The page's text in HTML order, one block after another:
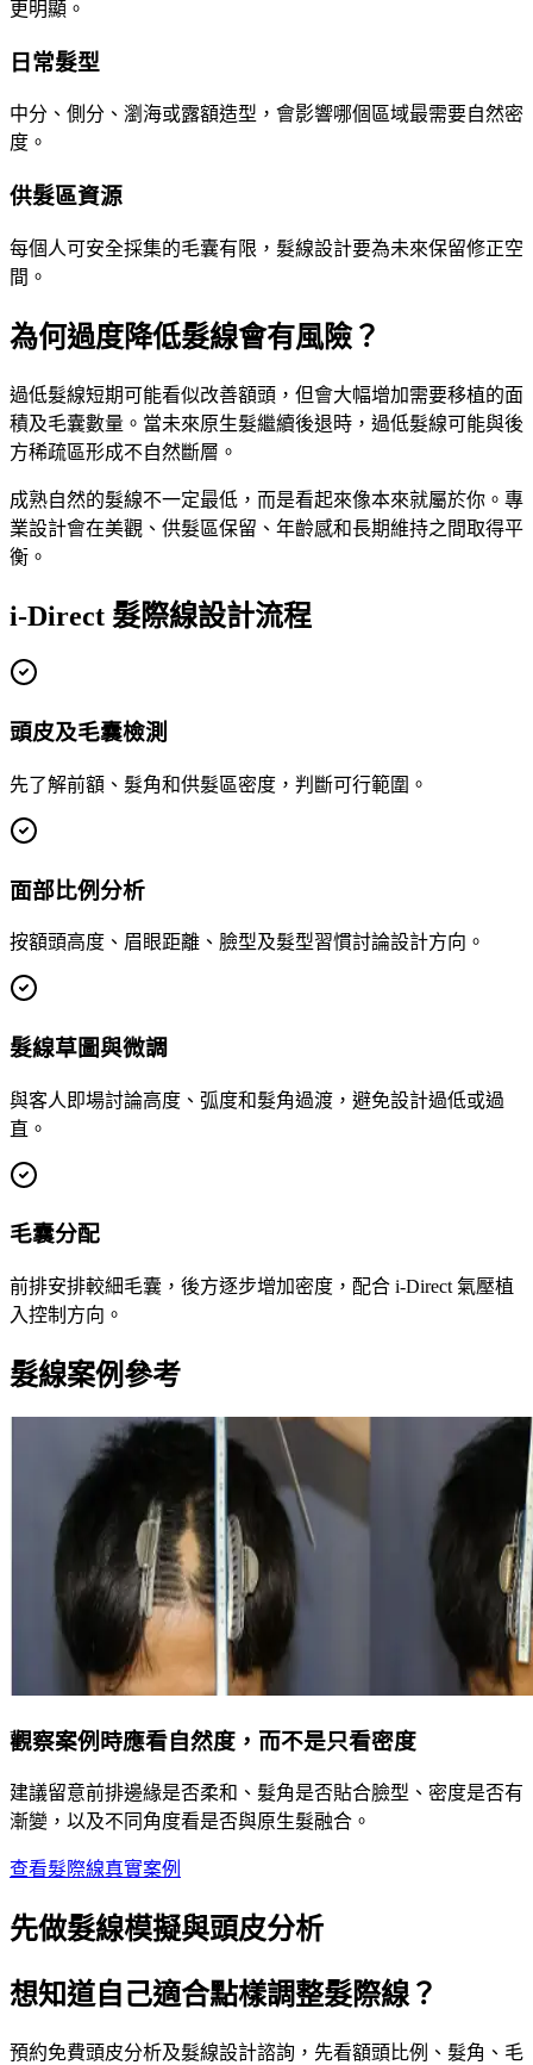
更明顯。
日常髮型
中分、側分、瀏海或露額造型，會影響哪個區域最需要自然密
度。
供髮區資源
每個人可安全採集的毛囊有限，髮線設計要為未來保留修正空
間。
為何過度降低髮線會有風險？
過低髮線短期可能看似改善額頭，但會大幅增加需要移植的面
積及毛囊數量。當未來原生髮繼續後退時，過低髮線可能與後
方稀疏區形成不自然斷層。
成熟自然的髮線不一定最低，而是看起來像本來就屬於你。專
業設計會在美觀、供髮區保留、年齡感和長期維持之間取得平
衡。
i-Direct 髮際線設計流程
頭皮及毛囊檢測
先了解前額、髮角和供髮區密度，判斷可行範圍。
面部比例分析
按額頭高度、眉眼距離、臉型及髮型習慣討論設計方向。
髮線草圖與微調
與客人即場討論高度、弧度和髮角過渡，避免設計過低或過
直。
毛囊分配
前排安排較細毛囊，後方逐步增加密度，配合 i-Direct 氣壓植
入控制方向。
髮線案例參考
觀察案例時應看自然度，而不是只看密度
建議留意前排邊緣是否柔和、髮角是否貼合臉型、密度是否有
漸變，以及不同角度看是否與原生髮融合。
查看髮際線真實案例
先做髮線模擬與頭皮分析
想知道自己適合點樣調整髮際線？
預約免費頭皮分析及髮線設計諮詢，先看額頭比例、髮角、毛